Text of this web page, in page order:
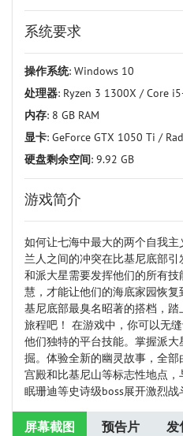
系统要求
操作系统: Windows 10
处理器: Ryzen 3 1300X / Core
内存: 8 GB RAM
显卡: GeForce GTX 1050 Ti /
硬盘剩余空间: 9.92 GB
游戏简介
如何让七海中最大的两个自我
兰人之间的冲突在比基尼底部
和派大星需要发挥他们的所有
慧，才能让他们的海底家园恢复
基尼底部最臭名昭著的搭档，
旅程吧！ 在游戏中，你可以无
他们独特的平台技能。掌握派
掘。体验全新的幽灵故事，全
宫殿和比基尼山等标志性地点
眠珊迪等史诗级boss展开激烈战
屏幕截图 预告片 发